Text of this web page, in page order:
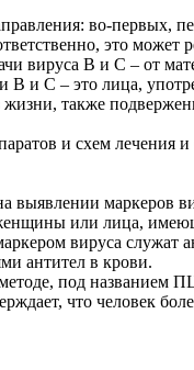
во-первых,
это может
вируса В и С – от
и С – это лица,
также
и схем лечения
маркеров
или лица,
вируса
антител в крови.
под названием
что человек